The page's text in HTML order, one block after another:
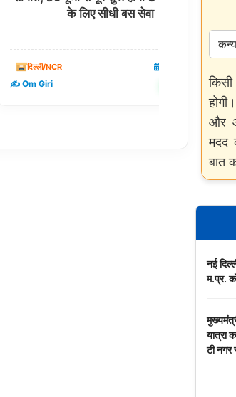
के लिए सीधी बस सेवा
दिल्ली/NCR
✍️ Om Giri
और
मदद
बात
नई
म.प्र.
यात्रा
टी